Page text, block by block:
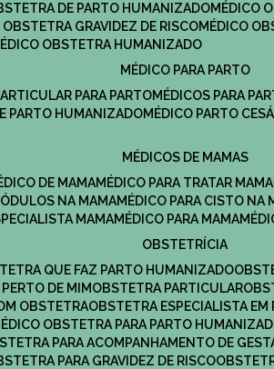
DE PARTO HUMANIZADO MÉDICO
OBSTETRA GRAVIDEZ DE RISCO
MÉDICO
MÉDICO OBSTETRA HUMANIZADO
MÉDICO PARA PARTO
PARA PARTO MÉDICOS PARA
PARTO HUMANIZADO MÉDICO PARTO
MÉDICOS DE MAMAS
DE MAMA MÉDICO PARA TRATAR MAMA
NA MAMA MÉDICO PARA CISTO NA
MAMA MÉDICO PARA MAMA
OBSTETRÍCIA
QUE FAZ PARTO HUMANIZADO
PERTO DE MIM OBSTETRA PARTICULAR
OBSTETRA OBSTETRA ESPECIALISTA
MÉDICO OBSTETRA PARA PARTO
PARA ACOMPANHAMENTO DE
PARA GRAVIDEZ DE RISCO